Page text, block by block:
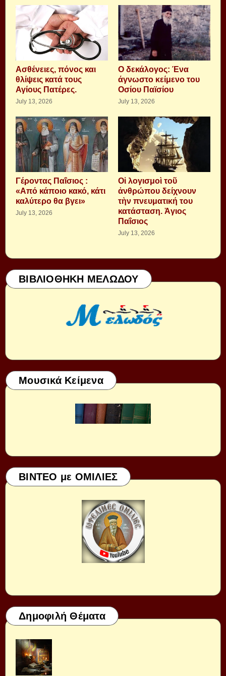
Aσθένειες, πόνος και
θλίψεις κατά τους
Αγίους Πατέρες.
July 13, 2026
Ο δεκάλογος: Ένα
άγνωστο κείμενο του
Οσίου Παϊσίου
July 13, 2026
Γέροντας Παΐσιος :
«Από κάποιο κακό, κάτι
καλύτερο θα βγει»
July 13, 2026
Οἱ λογισμοὶ τοῦ
ἀνθρώπου δείχνουν
τὴν πνευματική του
κατάσταση. Ἁγιος
Παΐσιος
July 13, 2026
ΒΙΒΛΙΟΘΗΚΗ ΜΕΛΩΔΟΥ
Μουσικά Κείμενα
ΒΙΝΤΕΟ με ΟΜΙΛΙΕΣ
Δημοφιλή Θέματα